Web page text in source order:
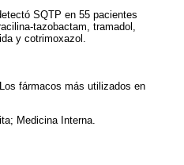
SQTP en 55 pacientes
tazobactam, tramadol,
y cotrimoxazol.
fármacos más utilizados en
Medicina Interna.